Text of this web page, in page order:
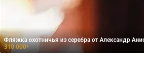
Фляжка охотничья из серебра от Александр
310 000₽